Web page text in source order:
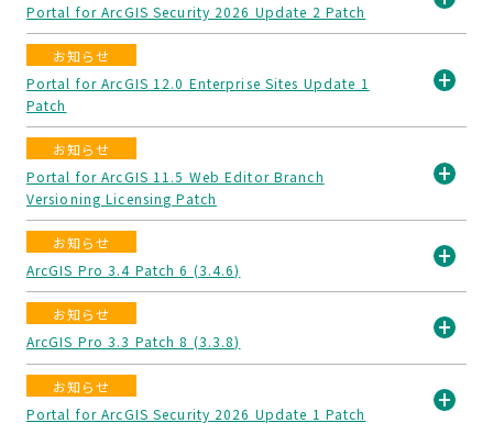
Portal for ArcGIS Security 2026 Update 2 Patch
お知らせ
Portal for ArcGIS 12.0 Enterprise Sites Update 1
Patch
お知らせ
Portal for ArcGIS 11.5 Web Editor Branch
Versioning Licensing Patch
お知らせ
ArcGIS Pro 3.4 Patch 6 (3.4.6)
く
お知らせ
ArcGIS Pro 3.3 Patch 8 (3.3.8)
く
お知らせ
Portal for ArcGIS Security 2026 Update 1 Patch